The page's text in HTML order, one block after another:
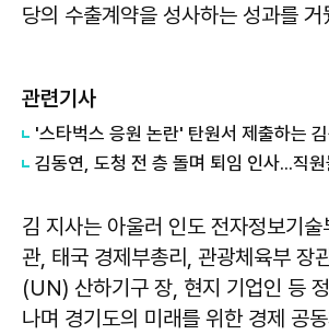
당의 수출계약을 성사하는 성과를 거
관련기사
김동연, 도청 전 층 돌며 퇴임 인사...직
김 지사는 아울러 인도 전자정보기
관, 태국 경제부총리, 관광체육부 장
(UN) 산하기구 장, 현지 기업인 등
나며 경기도의 미래를 위한 경제 공